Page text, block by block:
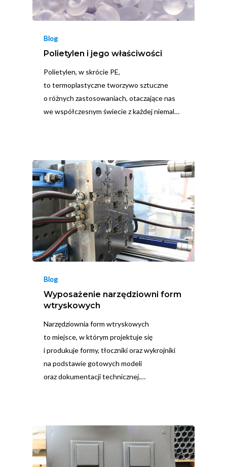
Blog
Polietylen i jego właściwości
Polietylen, w skrócie PE,
to termoplastyczne tworzywo sztuczne
o różnych zastosowaniach, otaczające nas
we współczesnym świecie z każdej niemal…
Blog
Wyposażenie narzędziowni form
wtryskowych
Narzędziownia form wtryskowych
to miejsce, w którym projektuje się
i produkuje formy, tłoczniki oraz wykrojniki
na podstawie gotowych modeli
oraz dokumentacji technicznej.…